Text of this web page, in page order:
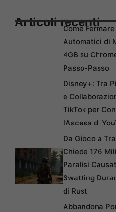
Articoli recenti
Come
Automatici di
4GB su
Passo-Passo
Disney+: Tra
e
TikTok per
l’Ascesa di
Da Gioco a
Chiede 176
Paralisi
Swatting
di Rust
Abbandona